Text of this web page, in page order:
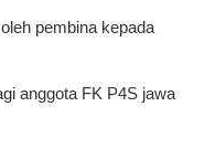
pembina kepada
anggota FK P4S jawa